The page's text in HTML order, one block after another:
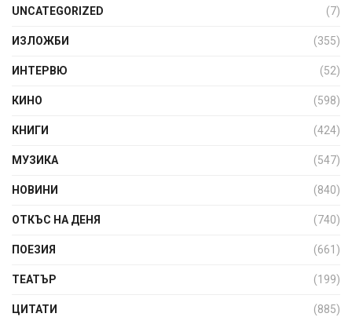
UNCATEGORIZED (7)
ИЗЛОЖБИ (355)
ИНТЕРВЮ (52)
КИНО (598)
КНИГИ (424)
МУЗИКА (547)
НОВИНИ (840)
ОТКЪС НА ДЕНЯ (740)
ПОЕЗИЯ (661)
ТЕАТЪР (199)
ЦИТАТИ (885)